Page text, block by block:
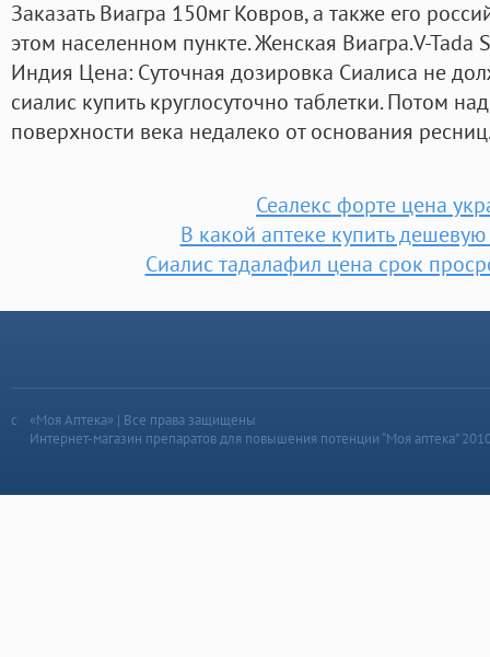
Заказать Виагра 150мг Ковров, а также его
этом населенном пункте. Женская Виагра.V-
Индия Цена: Суточная дозировка Сиалиса не
сиалис купить круглосуточно таблетки. Потом
поверхности века недалеко от основания
Сеалекс форте цена
В какой аптеке купить
Сиалис тадалафил цена срок
«Моя Аптека» | Все права защищены
Интернет-магазин препаратов для повышения потенции “Моя аптека”